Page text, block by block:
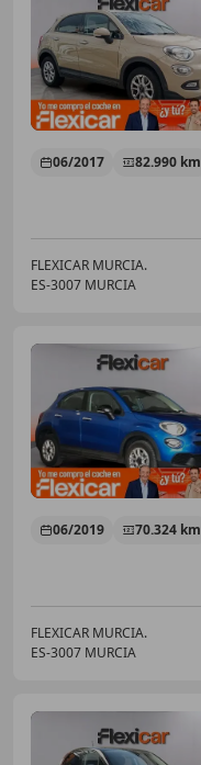
06/2017 82.990 km
FLEXICAR MURCIA.
ES-3007 MURCIA
06/2019 70.324 km
FLEXICAR MURCIA.
ES-3007 MURCIA